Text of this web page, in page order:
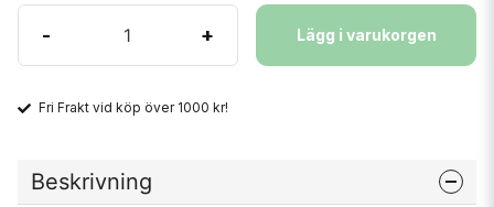
- + Lägg i varukorgen
Fri Frakt vid köp över 1000 kr!
Beskrivning